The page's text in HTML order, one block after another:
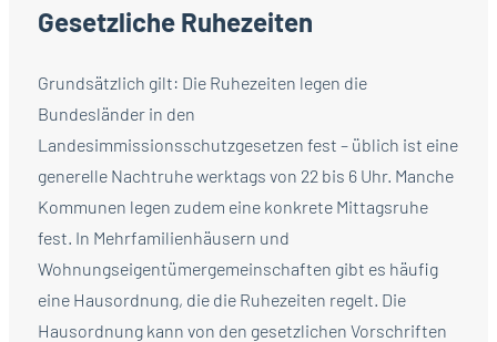
Gesetzliche Ruhezeiten
Grundsätzlich gilt: Die Ruhezeiten legen die
Bundesländer in den
Landesimmissionsschutzgesetzen fest – üblich ist eine
generelle Nachtruhe werktags von 22 bis 6 Uhr. Manche
Kommunen legen zudem eine konkrete Mittagsruhe
fest. In Mehrfamilienhäusern und
Wohnungseigentümergemeinschaften gibt es häufig
eine Hausordnung, die die Ruhezeiten regelt. Die
Hausordnung kann von den gesetzlichen Vorschriften